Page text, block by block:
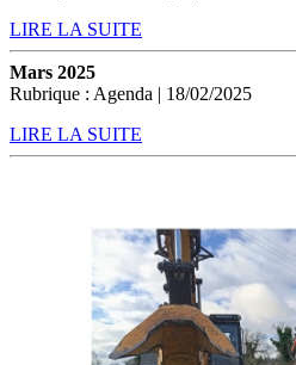
LIRE LA SUITE
Mars 2025
Rubrique : Agenda | 18/02/2025
LIRE LA SUITE